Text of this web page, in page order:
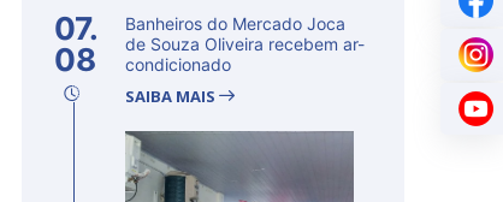
07.
08
Banheiros do Mercado Joca
de Souza Oliveira recebem ar-
condicionado
SAIBA MAIS